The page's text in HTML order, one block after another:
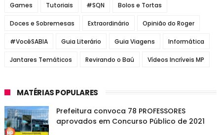
Games Tutoriais #SQN Bolos e Tortas
Doces e Sobremesas Extraordinário Opinião do Roger
#VocêSABIA Guia Literário Guia Viagens Informática
Jantares Temáticos Revirando o Baú Vídeos Incríveis MP
MATÉRIAS POPULARES
Prefeitura convoca 78 PROFESSORES
aprovados em Concurso Público de 2021